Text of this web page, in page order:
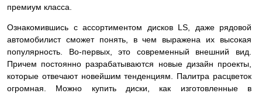
премиум класса.
Ознакомившись с ассортиментом дисков LS, даже рядовой
автомобилист сможет понять, в чем выражена их высокая
популярность. Во-первых, это современный внешний вид.
Причем постоянно разрабатываются новые дизайн проекты,
которые отвечают новейшим тенденциям. Палитра расцветок
огромная. Можно купить диски, как изготовленные в